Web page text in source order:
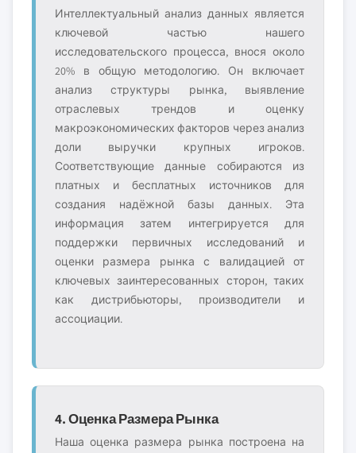
Интеллектуальный анализ данных является
ключевой частью нашего
исследовательского процесса, внося около
20% в общую методологию. Он включает
анализ структуры рынка, выявление
отраслевых трендов и оценку
макроэкономических факторов через анализ
доли выручки крупных игроков.
Соответствующие данные собираются из
платных и бесплатных источников для
создания надёжной базы данных. Эта
информация затем интегрируется для
поддержки первичных исследований и
оценки размера рынка с валидацией от
ключевых заинтересованных сторон, таких
как дистрибьюторы, производители и
ассоциации.
4. Оценка Размера Рынка
Наша оценка размера рынка построена на